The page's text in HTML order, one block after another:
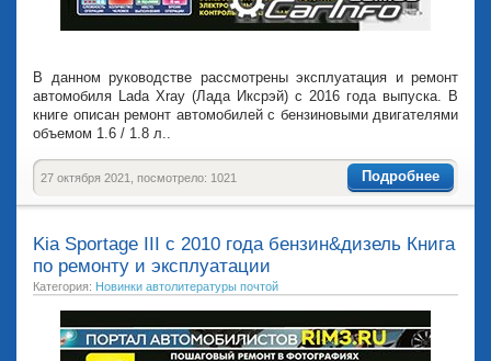
В данном руководстве рассмотрены эксплуатация и ремонт
автомобиля Lada Xray (Лада Иксрэй) с 2016 года выпуска. В
книге описан ремонт автомобилей с бензиновыми двигателями
объемом 1.6 / 1.8 л..
Подробнее
27 октября 2021, посмотрело: 1021
Kia Sportage III с 2010 года бензин&дизель Книга
по ремонту и эксплуатации
Категория: Новинки автолитературы почтой